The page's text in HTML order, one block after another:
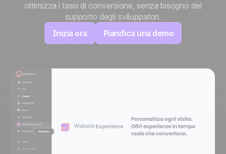
ottimizza i tassi di conversione, senza bisogno del
supporto degli sviluppatori.
Inizia ora
Pianifica una demo